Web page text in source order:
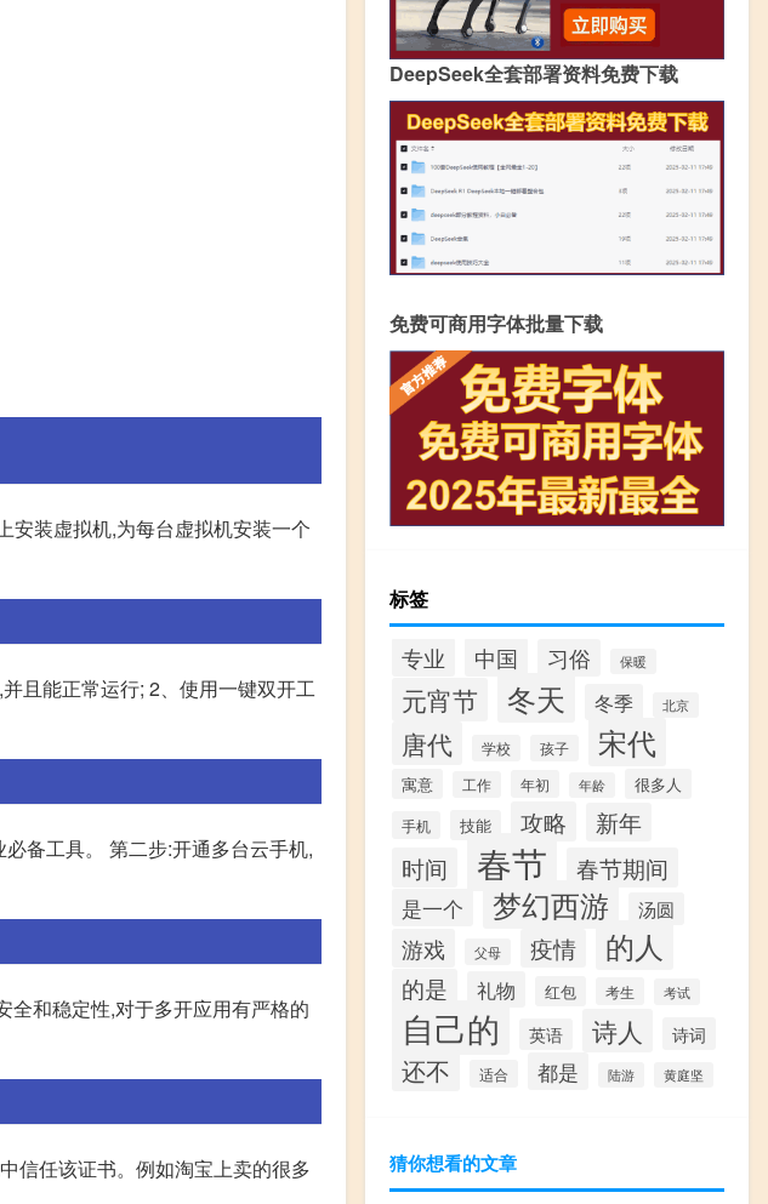
安装虚拟机,为每台虚拟机安装一个
且能正常运行; 2、使用一键双开工
备工具。 第二步:开通多台云手机,
全和稳定性,对于多开应用有严格的
信任该证书。例如淘宝上卖的很多
DeepSeek全套部署资料免费下载
免费可商用字体批量下载
标签
专业 中国 习俗 保暖
元宵节 冬天 冬季 北京
唐代 学校 孩子 宋代
寓意 工作 年初 年龄 很多人
手机 技能 攻略 新年
时间 春节 春节期间
是一个 梦幻西游 汤圆
游戏 父母 疫情 的人
的是 礼物 红包 考生 考试
自己的 英语 诗人 诗词
还不 适合 都是 陆游 黄庭坚
猜你想看的文章